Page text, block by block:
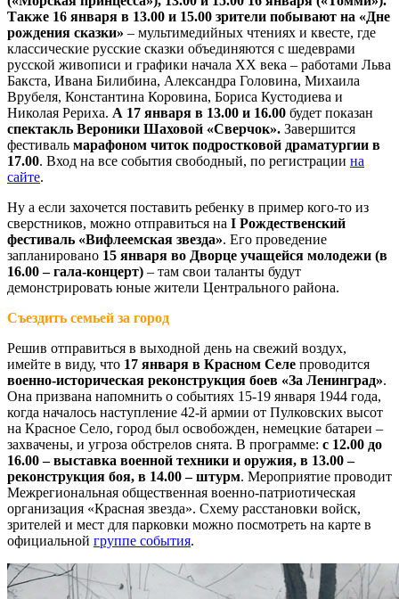
Также 16 января в 13.00 и 15.00 зрители побывают на «Дне
рождения сказки» – мультимедийных чтениях и квесте, где
классические русские сказки объединяются с шедеврами
русской живописи и графики начала ХХ века – работами Льва
Бакста, Ивана Билибина, Александра Головина, Михаила
Врубеля, Константина Коровина, Бориса Кустодиева и
Николая Рериха. А 17 января в 13.00 и 16.00 будет показан
спектакль Вероники Шаховой «Сверчок». Завершится
фестиваль марафоном читок подростковой драматургии в
17.00. Вход на все события свободный, по регистрации на
сайте.
Ну а если захочется поставить ребенку в пример кого-то из
сверстников, можно отправиться на I Рождественский
фестиваль «Вифлеемская звезда». Его проведение
запланировано 15 января во Дворце учащейся молодежи (в
16.00 – гала-концерт) – там свои таланты будут
демонстрировать юные жители Центрального района.
Съездить семьей за город
Решив отправиться в выходной день на свежий воздух,
имейте в виду, что 17 января в Красном Селе проводится
военно-историческая реконструкция боев «За Ленинград».
Она призвана напомнить о событиях 15-19 января 1944 года,
когда началось наступление 42-й армии от Пулковских высот
на Красное Село, город был освобожден, немецкие батареи –
захвачены, и угроза обстрелов снята. В программе: с 12.00 до
16.00 – выставка военной техники и оружия, в 13.00 –
реконструкция боя, в 14.00 – штурм. Мероприятие проводит
Межрегиональная общественная военно-патриотическая
организация «Красная звезда». Схему расстановки войск,
зрителей и мест для парковки можно посмотреть на карте в
официальной группе события.